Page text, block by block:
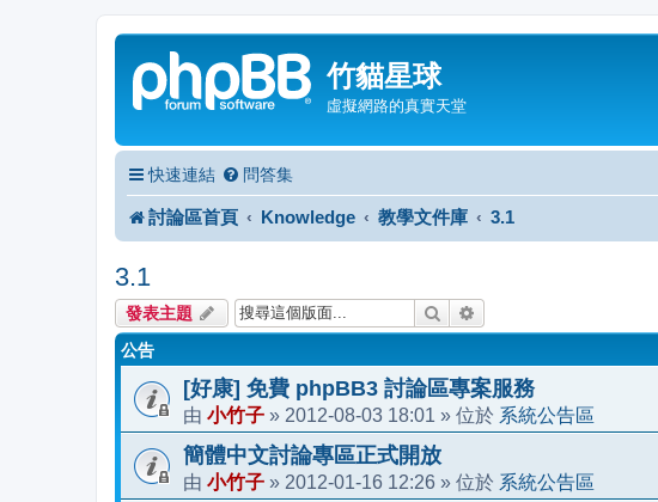
竹貓星球
虛擬網路的真實天堂
快速連結 問答集
討論區首頁 Knowledge 教學文件庫 3.1
3.1
發表主題 搜尋
公告
[好康] 免費 phpBB3 討論區專案服務
由 小竹子 » 2012-08-03 18:01 » 位於 系統公告區
簡體中文討論專區正式開放
由 小竹子 » 2012-01-16 12:26 » 位於 系統公告區